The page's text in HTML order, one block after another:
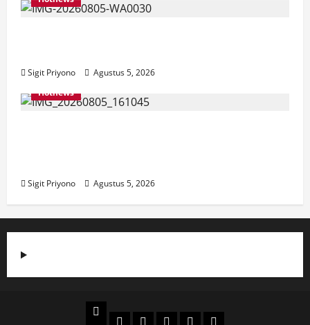
Sigit Priyono
Agustus 5, 2026
Hotnews
Sigit Priyono Agustus 5, 2026
Beranda
PolitikOtomotifEkonomiSosialtentang